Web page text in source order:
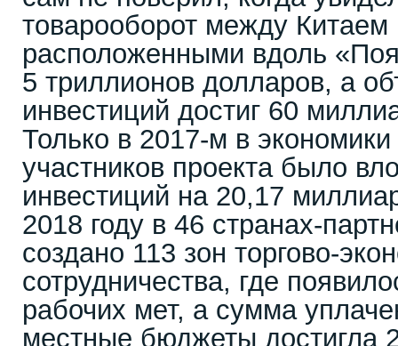
товарооборот между Китаем
расположенными вдоль
5 триллионов долларов, а
инвестиций достиг 60
Только в 2017-м в экономики
участников проекта было
инвестиций на 20,17
2018 году в 46 странах-
создано 113 зон торгово-
сотрудничества, где
рабочих мет, а сумма
местные бюджеты достигла